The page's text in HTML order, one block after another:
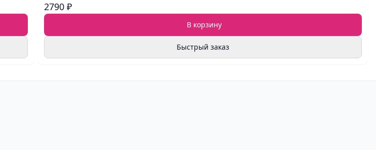
2790 ₽
В корзину
Быстрый заказ